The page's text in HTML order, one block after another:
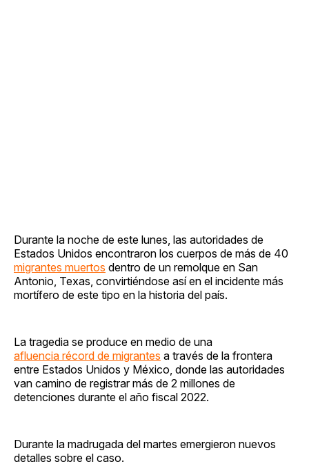
Durante la noche de este lunes, las autoridades de
Estados Unidos encontraron los cuerpos de más de 40
migrantes muertos dentro de un remolque en San
Antonio, Texas, convirtiéndose así en el incidente más
mortífero de este tipo en la historia del país.
La tragedia se produce en medio de una
afluencia récord de migrantes a través de la frontera
entre Estados Unidos y México, donde las autoridades
van camino de registrar más de 2 millones de
detenciones durante el año fiscal 2022.
Durante la madrugada del martes emergieron nuevos
detalles sobre el caso.